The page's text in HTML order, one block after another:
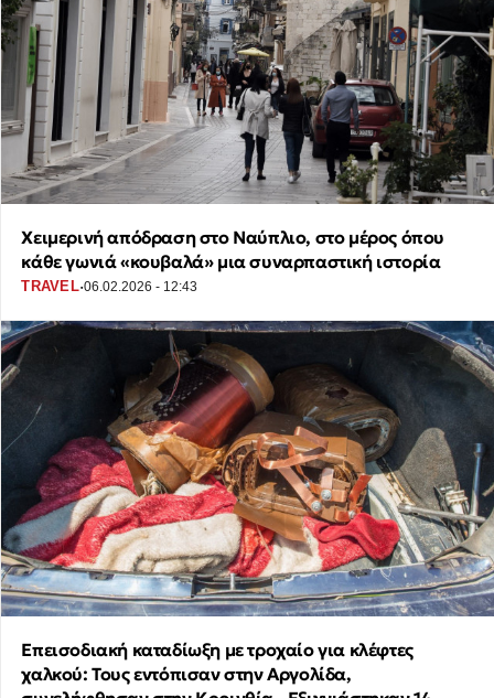
Χειμερινή απόδραση στο Ναύπλιο, στο μέρος όπου
κάθε γωνιά «κουβαλά» μια συναρπαστική ιστορία
TRAVEL·06.02.2026 - 12:43
Επεισοδιακή καταδίωξη με τροχαίο για κλέφτες
χαλκού: Τους εντόπισαν στην Αργολίδα,